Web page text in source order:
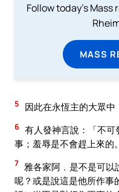
Follow today's Mass
MASS
5 因此在永恆主的大眾中
6 有人發神言說：「不
事；羞辱是不會趕上來的
7 雅各家阿﹐是不是可
呢？或是說這是他所作事